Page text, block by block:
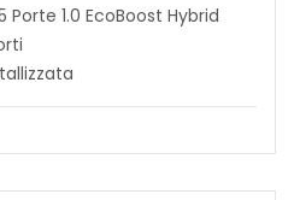
1.0 EcoBoost Hybrid